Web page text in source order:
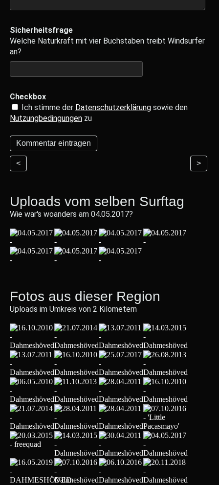
Sicherheitsfrage
Welche Naturkraft mit vier Buchstaben treibt Windsurfer
an?
Checkbox
Ich stimme der Datenschutzerklärung sowie den
Nutzungbedingungen zu
< >
Uploads vom selben Surftag
Wie war's woanders am 04.05.2017?
Fotos aus dieser Region
Uploads im Umkreis von 2 Kilometern